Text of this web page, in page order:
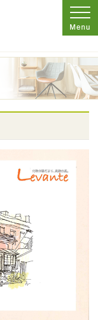
ムを手がける工務店なら当社
オハナリホーム】へ！